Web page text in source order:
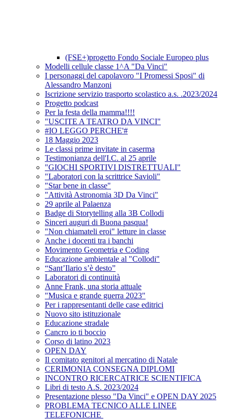
(FSE+)progetto Fondo Sociale Europeo plus
Modelli cellule classe 1^A "Da Vinci"
I personaggi del capolavoro "I Promessi Sposi" di
Alessandro Manzoni
Iscrizione servizio trasporto scolastico a.s. .2023/2024
Progetto podcast
Per la festa della mamma!!!!
"USCITE A TEATRO DA VINCI"
#IO LEGGO PERCHE'#
18 Maggio 2023
Le classi prime invitate in caserma
Testimonianza dell'I.C. al 25 aprile
"GIOCHI SPORTIVI DISTRETTUALI"
"Laboratori con la scrittrice Savioli"
"Star bene in classe"
"Attività Astronomia 3D Da Vinci"
29 aprile al Palaenza
Badge di Storytelling alla 3B Collodi
Sinceri auguri di Buona pasqua!
"Non chiamateli eroi" letture in classe
Anche i docenti tra i banchi
Movimento Geometria e Coding
Educazione ambientale al "Collodi"
“Sant’Ilario s’è desto”
Laboratori di continuità
Anne Frank, una storia attuale
"Musica e grande guerra 2023"
Per i rappresentanti delle case editrici
Nuovo sito istituzionale
Educazione stradale
Cancro io ti boccio
Corso di latino 2023
OPEN DAY
Il comitato genitori al mercatino di Natale
CERIMONIA CONSEGNA DIPLOMI
INCONTRO RICERCATRICE SCIENTIFICA
Libri di testo A.S. 2023/2024
Presentazione plesso "Da Vinci" e OPEN DAY 2025
PROBLEMA TECNICO ALLE LINEE
TELEFONICHE